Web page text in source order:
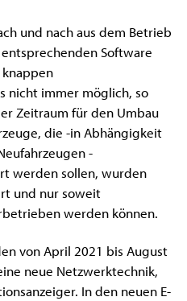
und nach aus dem Betrieb
Software
nicht immer möglich, so
Zeitraum für den Umbau
die -in Abhängigkeit
-
werden sollen, wurden
und nur soweit
werden können.
von April 2021 bis August
neue Netzwerktechnik,
In den neuen E-